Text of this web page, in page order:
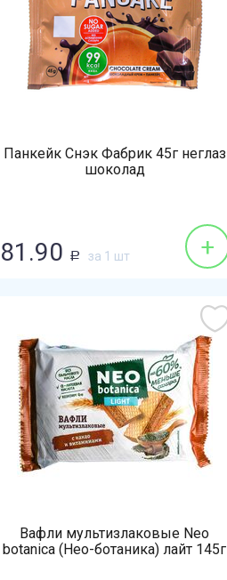
Панкейк Снэк Фабрик 45г неглаз
шоколад
81.90 Р за 1 шт +
Вафли мультизлаковые Neo
botanica (Нео-ботаника) лайт 145г